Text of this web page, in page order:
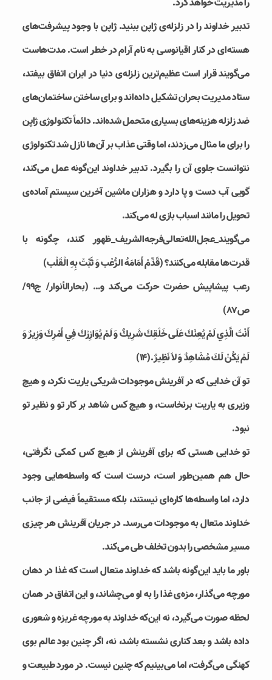
را مدیریت خواهد کرد.
تدبیر خداوند را در زلزله‌ی ژاپن ببنید. ژاپن با وجود پیشرفت‌های
هسته‌ای در کنار اقیانوسی به نام آرام در خطر است. مدت‌هاست
می‌گویند قرار است عظیم‌ترین زلزله‌ی دنیا در ایران اتفاق بیفتد،
ستاد مدیریت بحران تشکیل داده‌اند و برای ساختن ساختمان‌های
ضد زلزله هزینه‌های بسیاری متحمل شده‌اند. دائماً تکنولوژی ژاپن
را برای ما مثال می‌زدند، اما وقتی عذاب بر آن‌ها نازل شد تکنولوژی
نتوانست جلوی آن را بگیرد. تدبیر خداوند این‌گونه عمل می‌کند،
گویی آب دست و پا دارد و هزاران ماشین آخرین سیستم آماده‌ی
تحویل را مانند اسباب بازی له می‌کند.
می‌گویند_عجل‌الله‌تعالی‌فرجه‌الشریف_ظهور کنند، چگونه با
قدرت‌ها مقابله می‌کنند؟ (قَدِّمْ أَمَامَهُ الرُّعْب وَ ثَبِّتْ بِهِ الْقَلْب‏)
رعب پیشاپیش حضرت حرکت می‌کند و… (بحارالأنوار/ ج۹۹/
ص۸۷)
أَنْتَ الَّذِي لَمْ يُعِنْكَ عَلَى خَلْقِكَ شَرِيكٌ وَ لَمْ يُوَازِرْكَ فِي أَمْرِكَ وَزِيرٌ وَ
لَمْ يَكُنْ لَكَ مُشَاهِدٌ وَ لاَ نَظِيرٌ.(۱۴)
تو آن خدایی که در آفرینش موجودات شریکی یاریت نکرد، و هیچ
وزیری به یاریت برنخاست، و هیچ کس شاهد بر کار تو و نظیر تو
نبود.
تو خدایی هستی که برای آفرینش از هیچ کس کمکی نگرفتی،
حال هم همین‌طور است، درست است که واسطه‌هایی وجود
دارد، اما واسطه‌ها کاره‌ای نیستند، بلکه مستقیماً فیضی از جانب
خداوند متعال به موجودات می‌رسد. در جریان آفرینش هر چیزی
مسیر مشخصی را بدون تخلف طی می‌کند.
باور ما باید این‌گونه باشد که خداوند متعال است که غذا در دهان
مورچه می‌گذار، مزه‌ی غذا را به او می‌چشاند، و این اتفاق در همان
لحظه صورت می‌گیرد، نه این‌که خداوند به مورچه غریزه و شعوری
داده باشد و بعد کناری نشسته باشد، نه، اگر چنین بود عالم بوی
کهنگی می‌گرفت، اما می‌بینیم که چنین نیست. در مورد طبیعت و